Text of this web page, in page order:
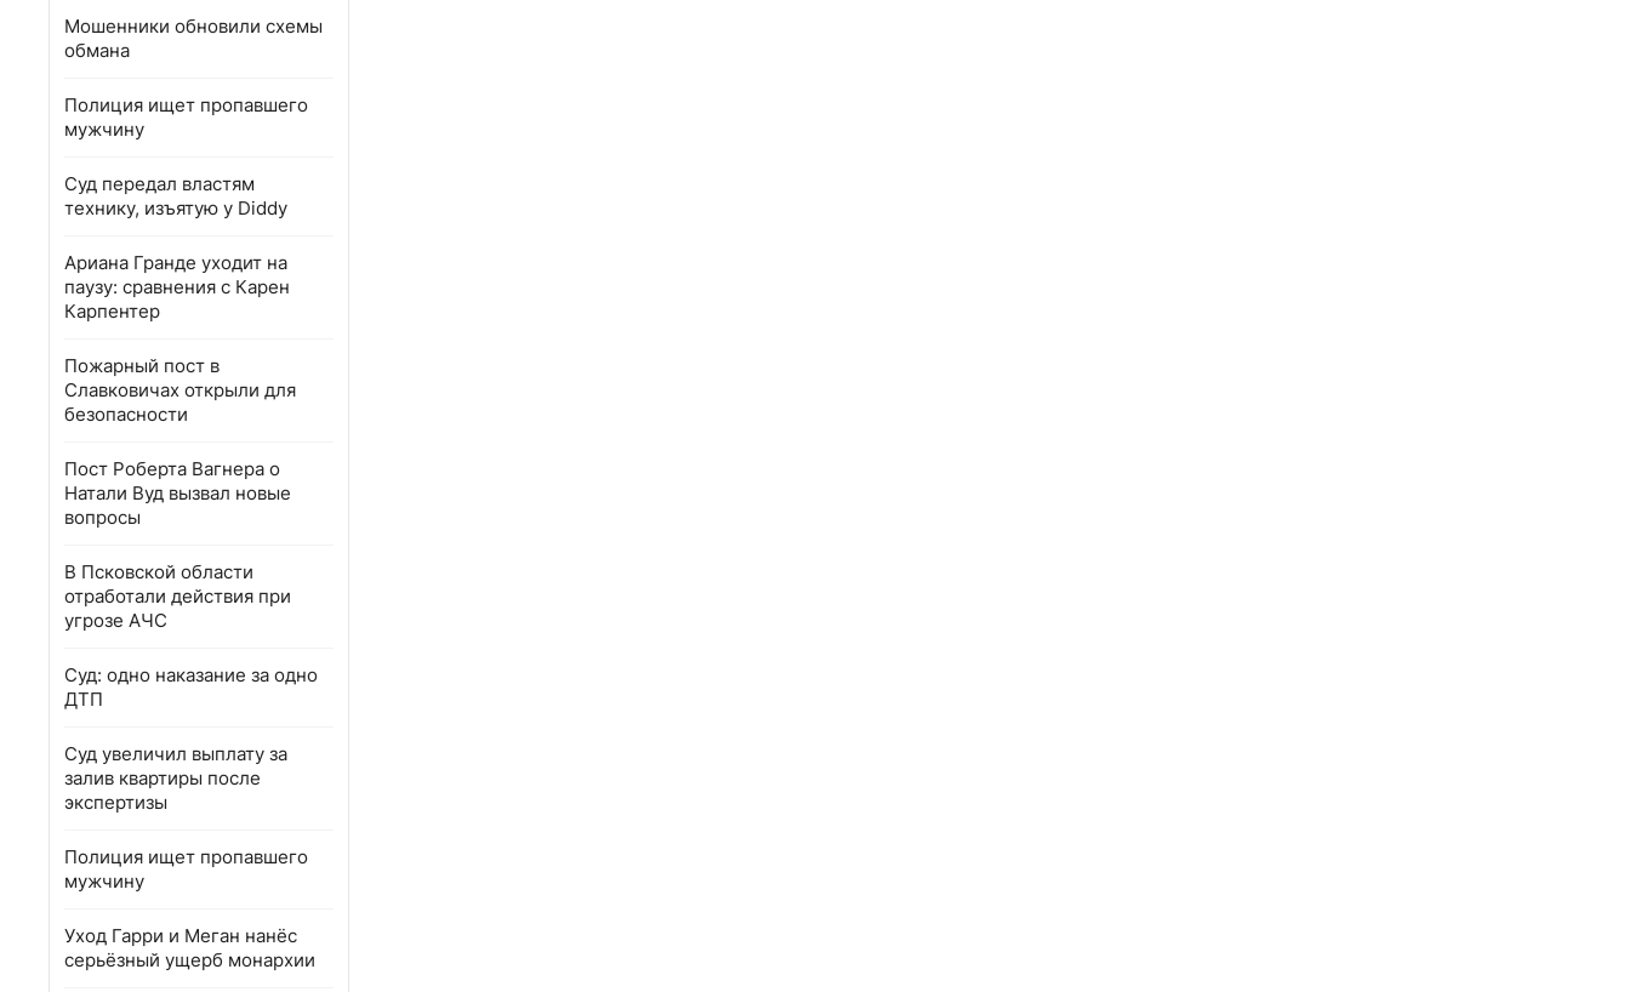
Мошенники обновили схемы
обмана
Полиция ищет пропавшего
мужчину
Суд передал властям
технику, изъятую у Diddy
Ариана Гранде уходит на
паузу: сравнения с Карен
Карпентер
Пожарный пост в
Славковичах открыли для
безопасности
Пост Роберта Вагнера о
Натали Вуд вызвал новые
вопросы
В Псковской области
отработали действия при
угрозе АЧС
Суд: одно наказание за одно
ДТП
Суд увеличил выплату за
залив квартиры после
экспертизы
Полиция ищет пропавшего
мужчину
Уход Гарри и Меган нанёс
серьёзный ущерб монархии